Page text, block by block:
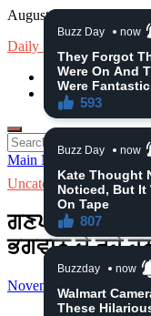
Skip
content
August 6, 2026
Daily News
loan
Insurance
Search
for:
Main Menu
Uncategorized
ਗਣਪਤੀ ਬੱਪਾ
ਭਗਵਾਨ ਦੇ ਰਹੇ
November 28, 2024